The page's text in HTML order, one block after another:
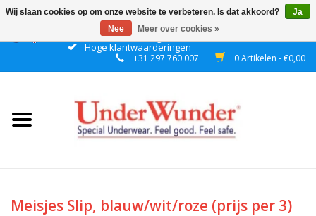
Gratis verzending boven € 50 binnen NL
Hoge klantwaarderingen
+31 297 760 007 0 Artikelen - €0,00
Home
Meisjes Slip, blauw/wit/roze (prijs per 3)
Wij slaan cookies op om onze website te verbeteren. Is dat akkoord?
Ja
Nee
Meer over cookies »